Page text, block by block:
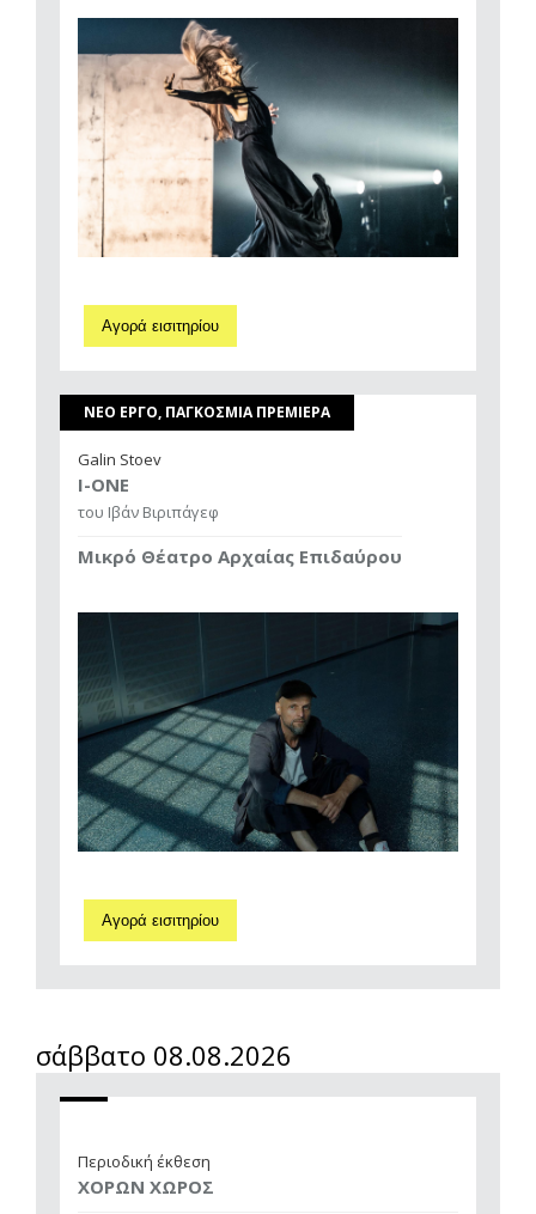
Αγορά εισιτηρίου
ΝΕΟ ΕΡΓΟ, ΠΑΓΚΟΣΜΙΑ ΠΡΕΜΙΕΡΑ
Galin Stoev
I-ONE
του Ιβάν Βιριπάγεφ
Μικρό Θέατρο Αρχαίας Επιδαύρου
Αγορά εισιτηρίου
σάββατο 08.08.2026
Περιοδική έκθεση
ΧΟΡΩΝ ΧΩΡΟΣ